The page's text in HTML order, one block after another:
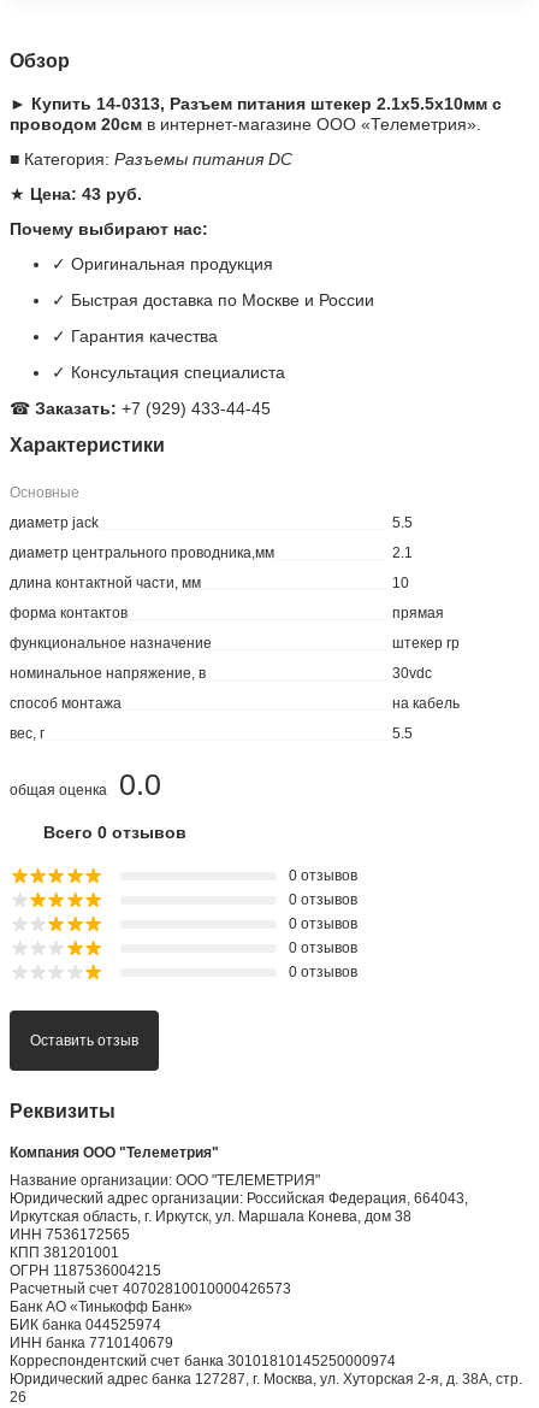
Обзор
► Купить 14-0313, Разъем питания штекер 2.1х5.5x10мм с
проводом 20см в интернет-магазине ООО «Телеметрия».
■ Категория:Разъемы питания DC
★ Цена: 43 руб.
Почему выбирают нас:
✓ Оригинальная продукция
✓ Быстрая доставка по Москве и России
✓ Гарантия качества
✓ Консультация специалиста
☎Заказать: +7 (929) 433-44-45
Характеристики
Основные
диаметр jack
5.5
диаметр центрального проводника,мм
2.1
длина контактной части, мм
10
форма контактов
прямая
функциональное назначение
штекер rp
номинальное напряжение, в
30vdc
способ монтажа
на кабель
вес, г
5.5
0.0
общая оценка
Всего 0 отзывов
0 отзывов
0 отзывов
0 отзывов
0 отзывов
0 отзывов
Оставить отзыв
Реквизиты
Компания ООО "Телеметрия"
Название организации: ООО "ТЕЛЕМЕТРИЯ"
Юридический адрес организации: Российская Федерация, 664043,
Иркутская область, г. Иркутск, ул. Маршала Конева, дом 38
ИНН 7536172565
КПП 381201001
ОГРН 1187536004215
Расчетный счет 40702810010000426573
Банк АО «Тинькофф Банк»
БИК банка 044525974
ИНН банка 7710140679
Корреспондентский счет банка 30101810145250000974
Юридический адрес банка 127287, г. Москва, ул. Хуторская 2-я, д. 38А, стр.
26